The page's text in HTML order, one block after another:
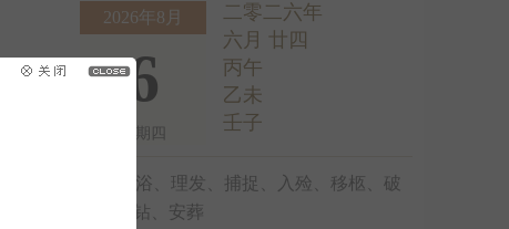
2026年8月
6
星期四
二零二六年
六月 廿四
丙午
乙未
壬子
沐浴、理发、捕捉、入殓、移柩、破
土、启钻、安葬